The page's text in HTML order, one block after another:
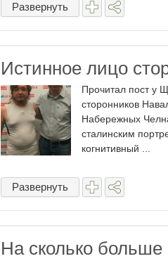
Развернуть
Истинное лицо
Прочитал пост у
сторонников
Набережных
сталинским
когнитивный ...
Развернуть
На сколько больше